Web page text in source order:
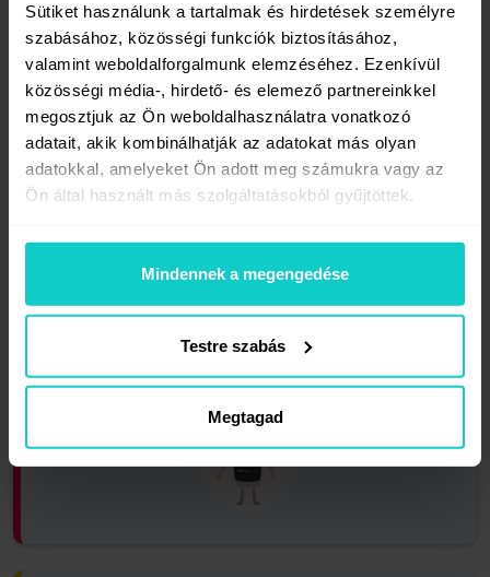
Sütiket használunk a tartalmak és hirdetések személyre
szabásához, közösségi funkciók biztosításához,
valamint weboldalforgalmunk elemzéséhez. Ezenkívül
közösségi média-, hirdető- és elemező partnereinkkel
megosztjuk az Ön weboldalhasználatra vonatkozó
adatait, akik kombinálhatják az adatokat más olyan
adatokkal, amelyeket Ön adott meg számukra vagy az
Ön által használt más szolgáltatásokból gyűjtöttek.
Mindennek a megengedése
Testre szabás
Megtagad
17:55
Generative Engine Optimization
Sárdinecz Flóra, SEO Consultant at
Mito Performance
Kávészünet